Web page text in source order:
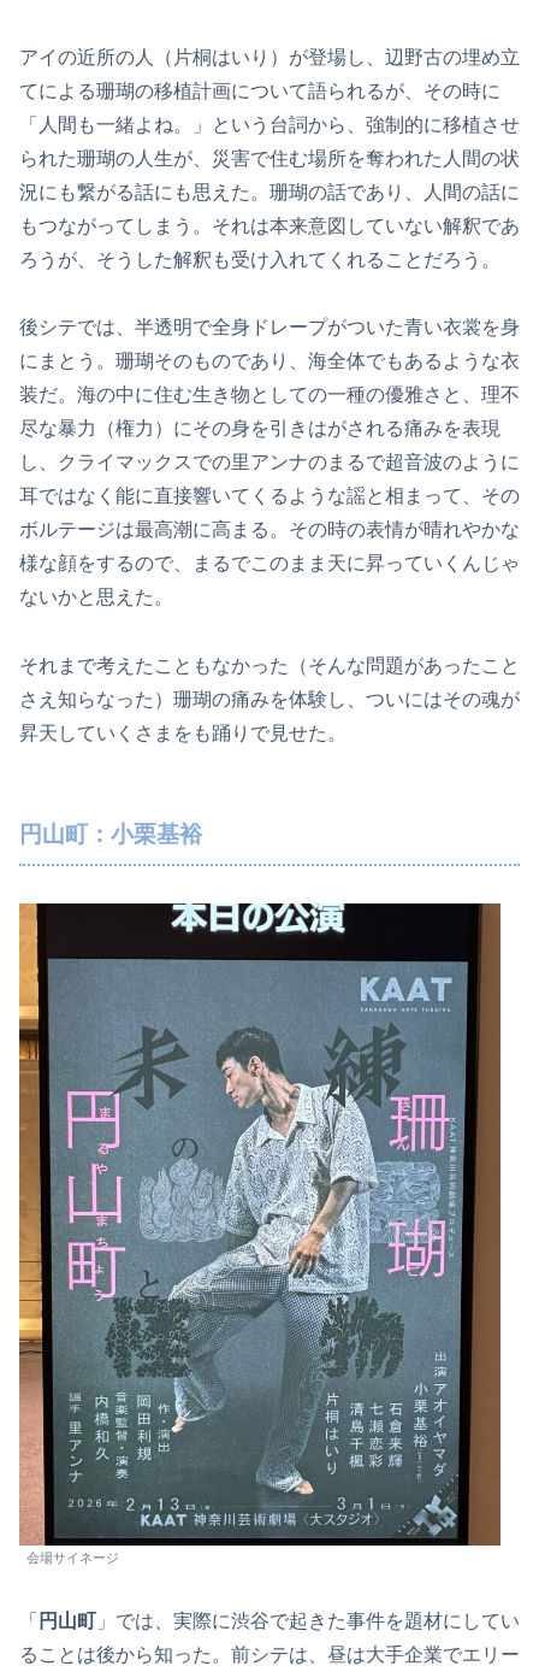
アイの近所の人（片桐はいり）が登場し、辺野古の埋め立
てによる珊瑚の移植計画について語られるが、その時に
「人間も一緒よね。」という台詞から、強制的に移植させ
られた珊瑚の人生が、災害で住む場所を奪われた人間の状
況にも繋がる話にも思えた。珊瑚の話であり、人間の話に
もつながってしまう。それは本来意図していない解釈であ
ろうが、そうした解釈も受け入れてくれることだろう。
後シテでは、半透明で全身ドレープがついた青い衣裳を身
にまとう。珊瑚そのものであり、海全体でもあるような衣
装だ。海の中に住む生き物としての一種の優雅さと、理不
尽な暴力（権力）にその身を引きはがされる痛みを表現
し、クライマックスでの里アンナのまるで超音波のように
耳ではなく能に直接響いてくるような謡と相まって、その
ボルテージは最高潮に高まる。その時の表情が晴れやかな
様な顔をするので、まるでこのまま天に昇っていくんじゃ
ないかと思えた。
それまで考えたこともなかった（そんな問題があったこと
さえ知らなった）珊瑚の痛みを体験し、ついにはその魂が
昇天していくさまをも踊りで見せた。
円山町：小栗基裕
会場サイネージ
「 円山町 」では、実際に渋谷で起きた事件を題材にしてい
ることは後から知った。前シテは、昼は大手企業でエリー